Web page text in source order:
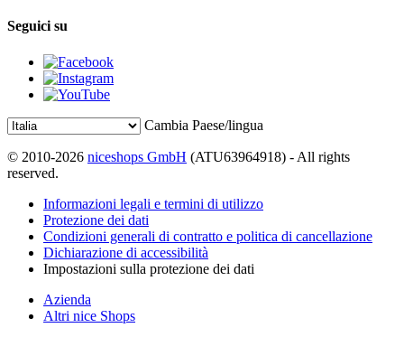
Seguici su
Cambia Paese/lingua
© 2010-2026 niceshops GmbH (ATU63964918) - All rights
reserved.
Informazioni legali e termini di utilizzo
Protezione dei dati
Condizioni generali di contratto e politica di cancellazione
Dichiarazione di accessibilità
Impostazioni sulla protezione dei dati
Azienda
Altri nice Shops